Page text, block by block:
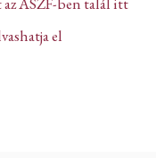
el